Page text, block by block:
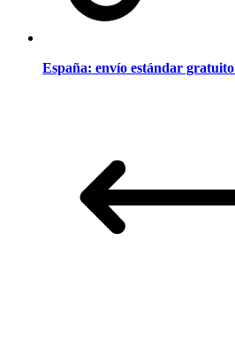
España: envío estándar gratuito